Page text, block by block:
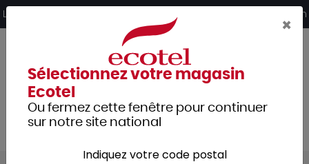
Livraison offerte dès 249€ HT d’achat et retrait 2h en magasin
×
Sélectionnez votre magasin
Ecotel
Ou fermez cette fenêtre pour continuer
sur notre site national
Indiquez votre code postal
Panneau de gestion des cookies